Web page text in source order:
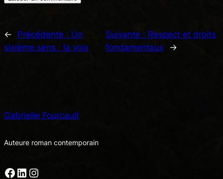
← Précédente : Un
sixième sens : la voix
Suivante : Respect et droits
fondamentaux
→
Gabrielle Fourcault
Auteure roman contemporain
Facebook LinkedIn Instagram